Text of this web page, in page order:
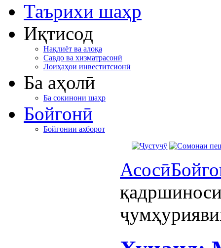
Таърихи шаҳр
Иқтисод
Нақлиёт ва алоқа
Савдо ва хизматрасонӣ
Лоиҳаҳои инвеститсионӣ
Ба аҳолӣ
Ба сокинони шаҳр
Бойгонӣ
Бойгонии ахборот
Асосӣ